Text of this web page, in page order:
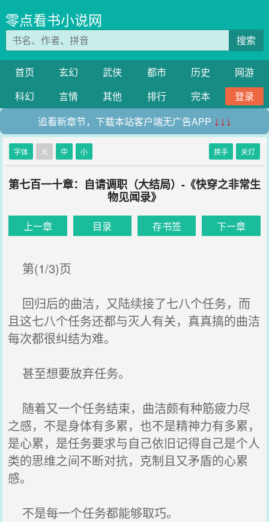
零点看书小说网
搜索
首页 玄幻 武侠 都市 历史
网游
科幻
言情 其他 排行 完本
登录
追看新章节，下载本站客户端无广告APP ↓↓↓
字体 大 中 小 换手 关灯
第七百一十章：自请调职（大结局）-《快穿之非常生
物见闻录》
上一章 目录 存书签 下一章
第(1/3)页
回归后的曲洁，又陆续接了七八个任务，而
且这七八个任务还都与灭人有关，真真搞的曲洁
每次都很纠结为难。
甚至想要放弃任务。
随着又一个任务结束，曲洁颇有种筋疲力尽
之感，不是身体有多累，也不是精神力有多累，
是心累，是任务要求与自己依旧记得自己是个人
类的思维之间不断对抗，克制且又矛盾的心累
感。
不是每一个任务都能够取巧。